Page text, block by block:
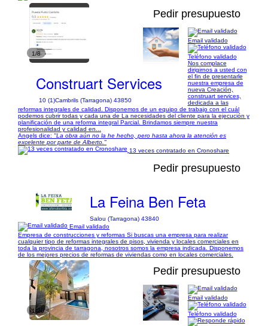
1/8
Pedir presupuesto
Construart Services
10 (1)Cambrils (Tarragona) 43850
Email validado
Teléfono validado
Nos complace
dirigirnos a usted con
el fin de presentarle
nuestra empresa de
nueva Creación,
construart services,
dedicada a las
reformas integrales de calidad. Disponemos de un equipo de trabajo con el cuál
podemos cubrir todas y cada una de La necesidades del cliente para la ejecución y
planificación de una reforma integral Parcial. Brindamos siempre nuestra
profesionalidad y calidad en...
Angels dice: "La obra aún no la he hecho, pero hasta ahora la atención es
excelente por parte de Alberto."
13 veces contratado en Cronoshare
Pedir presupuesto
La Feina Ben Feta
Salou (Tarragona) 43840
Email validado
Empresa de construcciones y reformas Si buscas una empresa para realizar
cualquier tipo de reformas integrales de pisos, vivienda y locales comerciales en
toda la provincia de tarragona, nosotros somos la empresa indicada. Disponemos
de los mejores precios de reformas de viviendas como en locales comerciales.
1/20
Pedir presupuesto
Email validado
Teléfono validado